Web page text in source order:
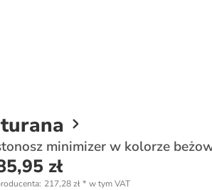
minimizer w kolorze
zł
: 217,28 zł* w tym VAT